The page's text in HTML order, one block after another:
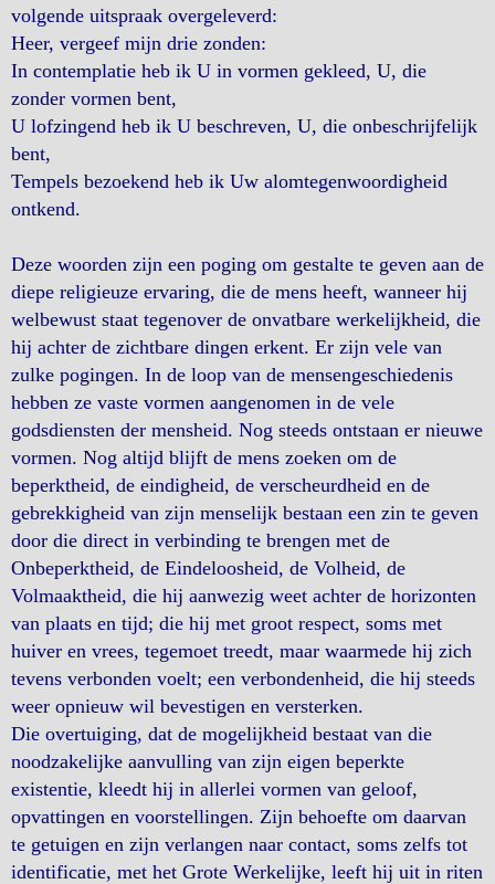
volgende uitspraak overgeleverd:
Heer, vergeef mijn drie zonden:
In contemplatie heb ik U in vormen gekleed, U, die
zonder vormen bent,
U lofzingend heb ik U beschreven, U, die onbeschrijfelijk
bent,
Tempels bezoekend heb ik Uw alomtegenwoordigheid
ontkend.
Deze woorden zijn een poging om gestalte te geven aan de
diepe religieuze ervaring, die de mens heeft, wanneer hij
welbewust staat tegenover de onvatbare werkelijkheid, die
hij achter de zichtbare dingen erkent. Er zijn vele van
zulke pogingen. In de loop van de mensengeschiedenis
hebben ze vaste vormen aangenomen in de vele
godsdiensten der mensheid. Nog steeds ontstaan er nieuwe
vormen. Nog altijd blijft de mens zoeken om de
beperktheid, de eindigheid, de verscheurdheid en de
gebrekkigheid van zijn menselijk bestaan een zin te geven
door die direct in verbinding te brengen met de
Onbeperktheid, de Eindeloosheid, de Volheid, de
Volmaaktheid, die hij aanwezig weet achter de horizonten
van plaats en tijd; die hij met groot respect, soms met
huiver en vrees, tegemoet treedt, maar waarmede hij zich
tevens verbonden voelt; een verbondenheid, die hij steeds
weer opnieuw wil bevestigen en versterken.
Die overtuiging, dat de mogelijkheid bestaat van die
noodzakelijke aanvulling van zijn eigen beperkte
existentie, kleedt hij in allerlei vormen van geloof,
opvattingen en voorstellingen. Zijn behoefte om daarvan
te getuigen en zijn verlangen naar contact, soms zelfs tot
identificatie, met het Grote Werkelijke, leeft hij uit in riten